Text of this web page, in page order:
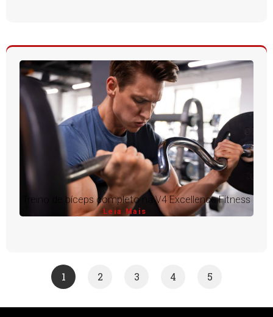
Treino de bíceps completo na V4 Excellence Fitness
Leia Mais
1 2 3 4 5